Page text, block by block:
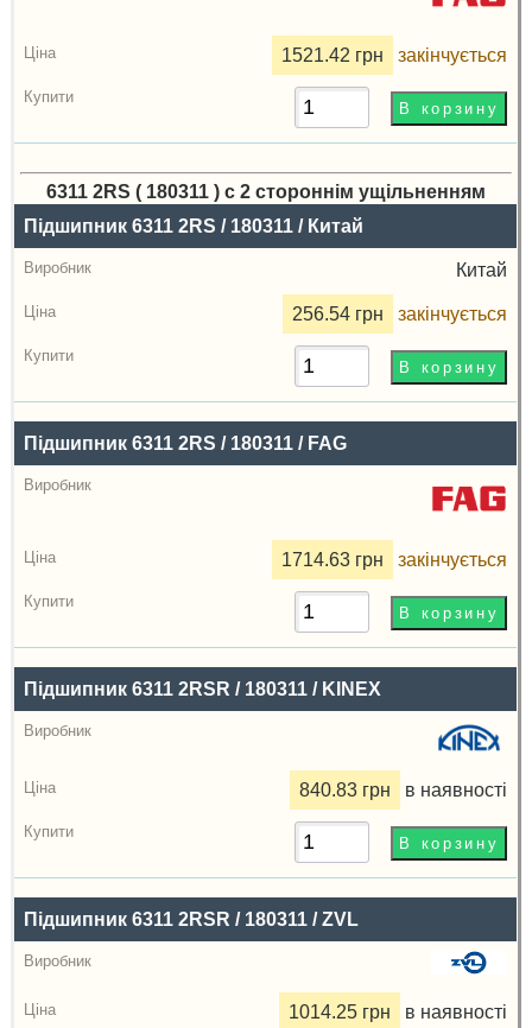
1521.42 грн закінчується
6311 2RS ( 180311 ) с 2 стороннім ущільненням
Назва
Виробник
Радіальний
грн
Купити
Підшипник 6311 2RS / 180311 / Китай
Китай
256.54 грн закінчується
Підшипник 6311 2RS / 180311 / FAG
1714.63 грн закінчується
Підшипник 6311 2RSR / 180311 / KINEX
840.83 грн в наявності
Підшипник 6311 2RSR / 180311 / ZVL
1014.25 грн в наявності